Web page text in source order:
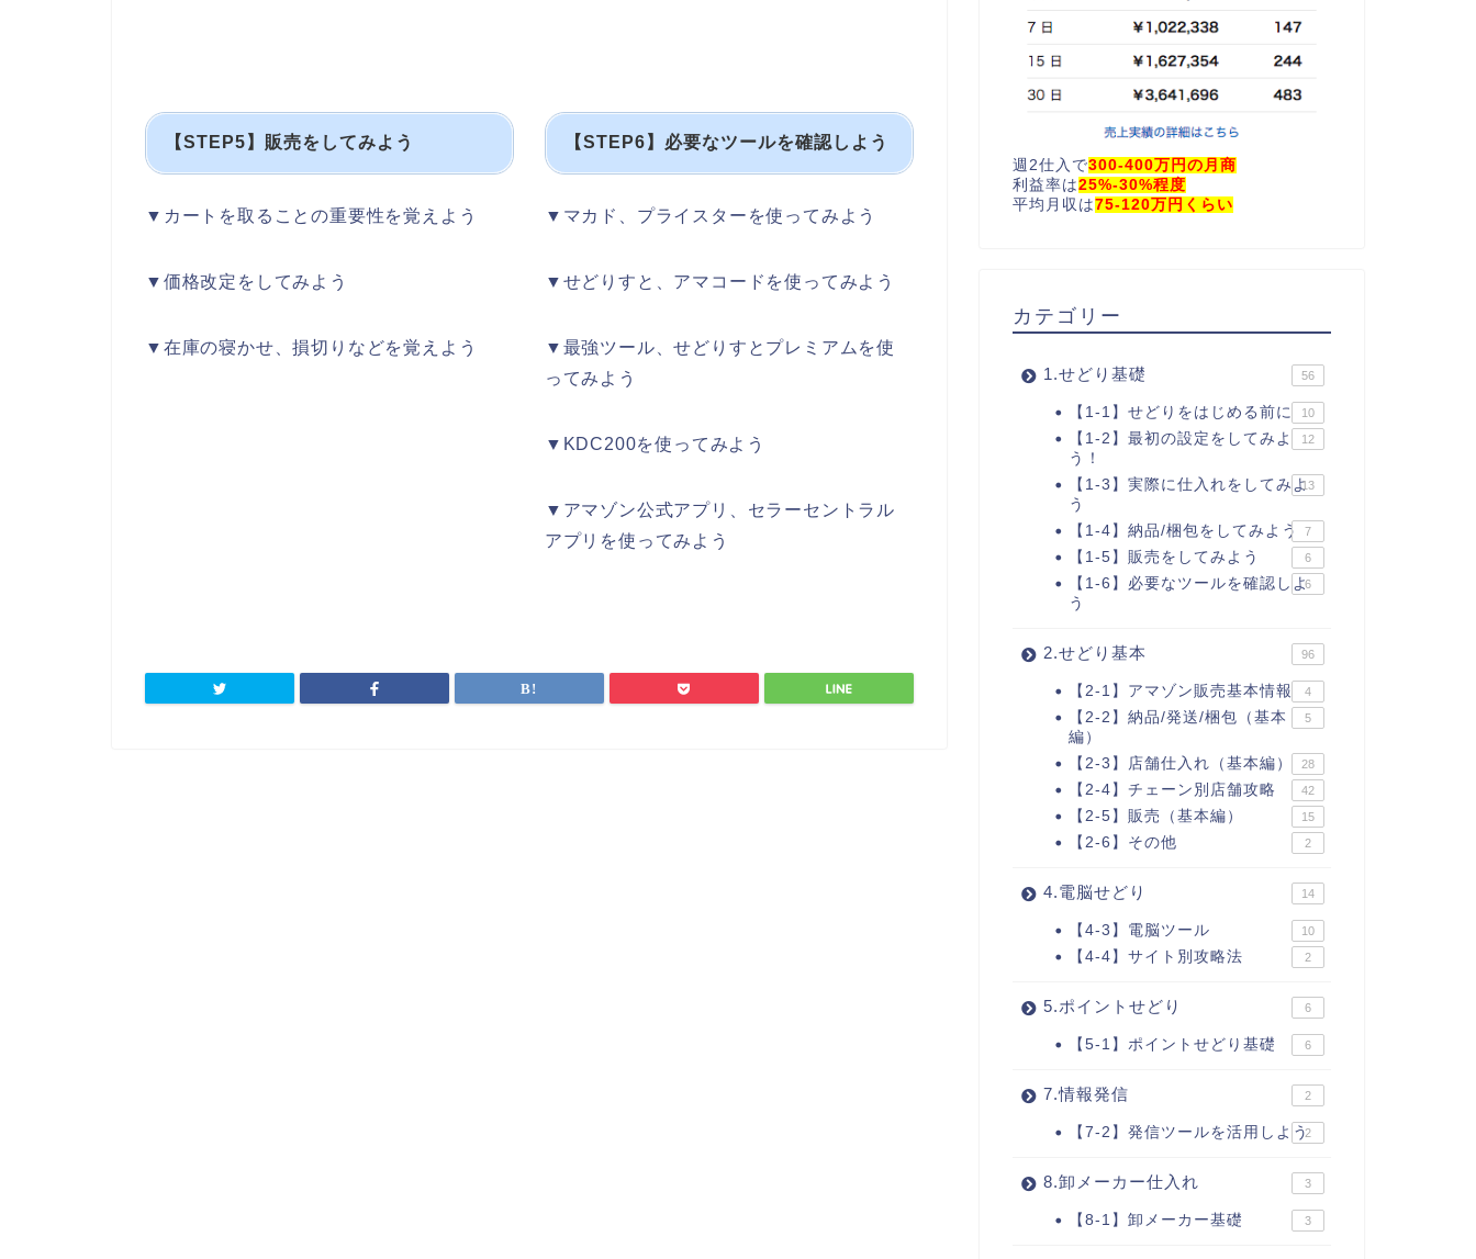
【STEP5】販売をしてみよう
▼カートを取ることの重要性を覚えよう
▼価格改定をしてみよう
▼在庫の寝かせ、損切りなどを覚えよう
【STEP6】必要なツールを確認し よう
▼マカド、プライスターを使ってみよう
▼せどりすと、アマコードを使ってみよう
▼最強ツール、せどりすとプレミアムを使
ってみよう
▼KDC200を使ってみよう
▼アマゾン公式アプリ、セラーセントラル
アプリを使ってみよう
週2仕入で300-400万円の月商
利益率は25%-30%程度
平均月収は75-120万円くらい
カテゴリー
1.せどり基礎 56
【1-1】せどりをはじめる前に 10
【1-2】最初の設定をしてみよ
う！
12
【1-3】実際に仕入れをしてみよ
う
13
【1-4】納品/梱包をしてみよう 7
【1-5】販売をしてみよう 6
【1-6】必要なツールを確認しよ
う
6
2.せどり基本 96
【2-1】アマゾン販売基本情報 4
【2-2】納品/発送/梱包（基本
編）
5
【2-3】店舗仕入れ（基本編） 28
【2-4】チェーン別店舗攻略 42
【2-5】販売（基本編） 15
【2-6】その他 2
4.電脳せどり 14
【4-3】電脳ツール 10
【4-4】サイト別攻略法 2
5.ポイントせどり 6
【5-1】ポイントせどり基礎 6
7.情報発信 2
【7-2】発信ツールを活用しよう2
8.卸メーカー仕入れ 3
【8-1】卸メーカー基礎 3